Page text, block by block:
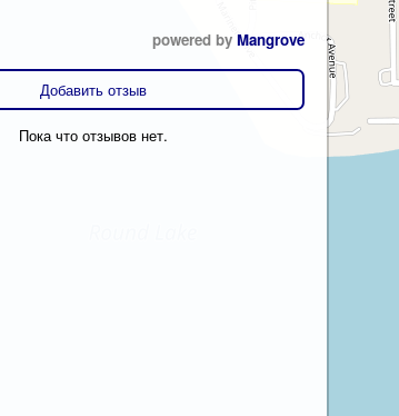
powered by Mangrove
Добавить отзыв
Пока что отзывов нет.